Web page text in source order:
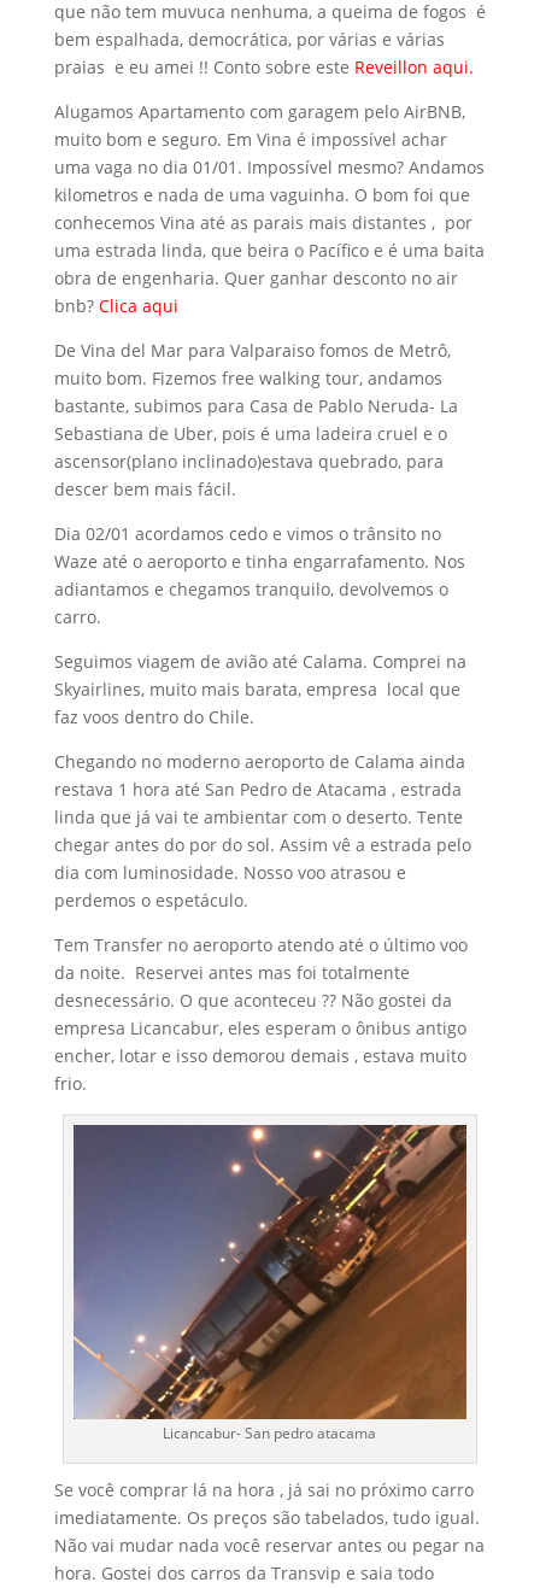
que não tem muvuca nenhuma, a queima de fogos é
bem espalhada, democrática, por várias e várias
praias e eu amei !! Conto sobre este Reveillon aqui.
Alugamos Apartamento com garagem pelo AirBNB,
muito bom e seguro. Em Vina é impossível achar
uma vaga no dia 01/01. Impossível mesmo? Andamos
kilometros e nada de uma vaguinha. O bom foi que
conhecemos Vina até as parais mais distantes , por
uma estrada linda, que beira o Pacífico e é uma baita
obra de engenharia. Quer ganhar desconto no air
bnb? Clica aqui
De Vina del Mar para Valparaiso fomos de Metrô,
muito bom. Fizemos free walking tour, andamos
bastante, subimos para Casa de Pablo Neruda- La
Sebastiana de Uber, pois é uma ladeira cruel e o
ascensor(plano inclinado)estava quebrado, para
descer bem mais fácil.
Dia 02/01 acordamos cedo e vimos o trânsito no
Waze até o aeroporto e tinha engarrafamento. Nos
adiantamos e chegamos tranquilo, devolvemos o
carro.
Seguimos viagem de avião até Calama. Comprei na
Skyairlines, muito mais barata, empresa local que
faz voos dentro do Chile.
Chegando no moderno aeroporto de Calama ainda
restava 1 hora até San Pedro de Atacama , estrada
linda que já vai te ambientar com o deserto. Tente
chegar antes do por do sol. Assim vê a estrada pelo
dia com luminosidade. Nosso voo atrasou e
perdemos o espetáculo.
Tem Transfer no aeroporto atendo até o último voo
da noite. Reservei antes mas foi totalmente
desnecessário. O que aconteceu ?? Não gostei da
empresa Licancabur, eles esperam o ônibus antigo
encher, lotar e isso demorou demais , estava muito
frio.
Licancabur- San pedro atacama
Se você comprar lá na hora , já sai no próximo carro
imediatamente. Os preços são tabelados, tudo igual.
Não vai mudar nada você reservar antes ou pegar na
hora. Gostei dos carros da Transvip e saia todo